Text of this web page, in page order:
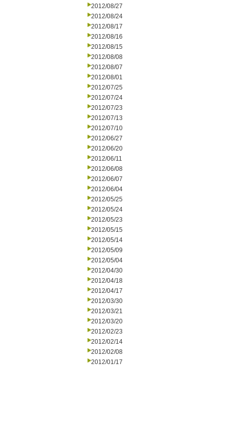
2012/08/27
2012/08/24
2012/08/17
2012/08/16
2012/08/15
2012/08/08
2012/08/07
2012/08/01
2012/07/25
2012/07/24
2012/07/23
2012/07/13
2012/07/10
2012/06/27
2012/06/20
2012/06/11
2012/06/08
2012/06/07
2012/06/04
2012/05/25
2012/05/24
2012/05/23
2012/05/15
2012/05/14
2012/05/09
2012/05/04
2012/04/30
2012/04/18
2012/04/17
2012/03/30
2012/03/21
2012/03/20
2012/02/23
2012/02/14
2012/02/08
2012/01/17